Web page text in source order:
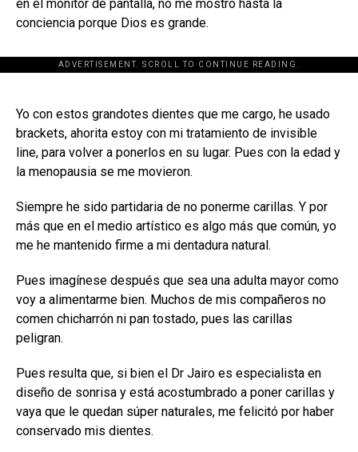
en el monitor de pantalla, no me mostró hasta la
conciencia porque Dios es grande.
ADVERTISEMENT. SCROLL TO CONTINUE READING.
[adsforwp id="243463"]
Yo con estos grandotes dientes que me cargo, he usado
brackets, ahorita estoy con mi tratamiento de invisible
line, para volver a ponerlos en su lugar. Pues con la edad y
la menopausia se me movieron.
Siempre he sido partidaria de no ponerme carillas. Y por
más que en el medio artístico es algo más que común, yo
me he mantenido firme a mi dentadura natural.
Pues imagínese después que sea una adulta mayor como
voy a alimentarme bien. Muchos de mis compañeros no
comen chicharrón ni pan tostado, pues las carillas
peligran.
Pues resulta que, si bien el Dr Jairo es especialista en
diseño de sonrisa y está acostumbrado a poner carillas y
vaya que le quedan súper naturales, me felicitó por haber
conservado mis dientes.